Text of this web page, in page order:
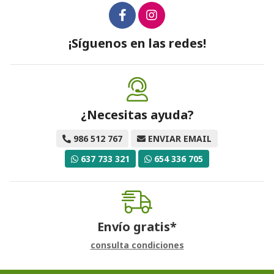
¡Síguenos en las redes!
¿Necesitas ayuda?
986 512 767
ENVIAR EMAIL
637 733 321
654 336 705
Envío gratis*
consulta condiciones